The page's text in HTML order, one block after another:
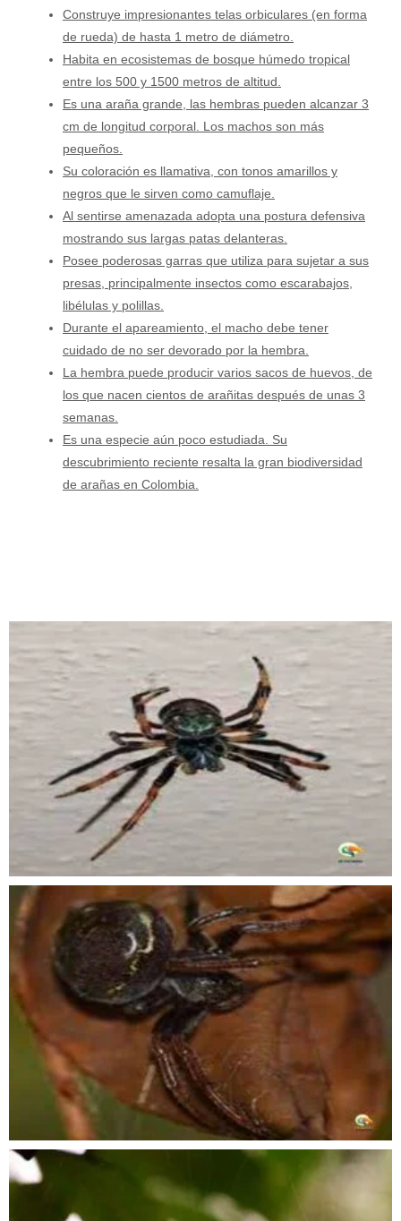
Construye impresionantes telas orbiculares (en forma
de rueda) de hasta 1 metro de diámetro.
Habita en ecosistemas de bosque húmedo tropical
entre los 500 y 1500 metros de altitud.
Es una araña grande, las hembras pueden alcanzar 3
cm de longitud corporal. Los machos son más
pequeños.
Su coloración es llamativa, con tonos amarillos y
negros que le sirven como camuflaje.
Al sentirse amenazada adopta una postura defensiva
mostrando sus largas patas delanteras.
Posee poderosas garras que utiliza para sujetar a sus
presas, principalmente insectos como escarabajos,
libélulas y polillas.
Durante el apareamiento, el macho debe tener
cuidado de no ser devorado por la hembra.
La hembra puede producir varios sacos de huevos, de
los que nacen cientos de arañitas después de unas 3
semanas.
Es una especie aún poco estudiada. Su
descubrimiento reciente resalta la gran biodiversidad
de arañas en Colombia.